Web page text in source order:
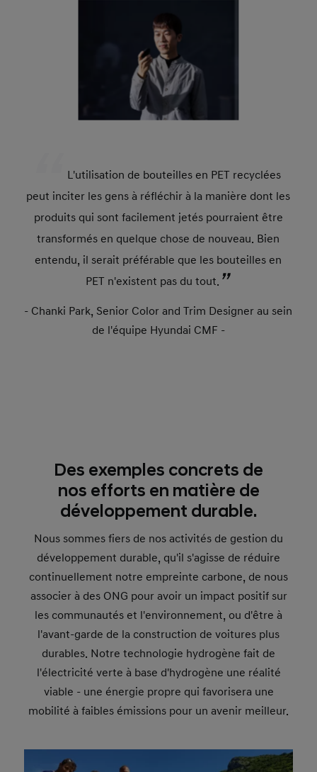
L'utilisation de bouteilles en PET recyclées
peut inciter les gens à réfléchir à la manière dont les
produits qui sont facilement jetés pourraient être
transformés en quelque chose de nouveau. Bien
entendu, il serait préférable que les bouteilles en
PET n'existent pas du tout.
- Chanki Park, Senior Color and Trim Designer au sein
de l'équipe Hyundai CMF -
Des exemples concrets de
nos efforts en matière de
développement durable.
Nous sommes fiers de nos activités de gestion du
développement durable, qu'il s'agisse de réduire
continuellement notre empreinte carbone, de nous
associer à des ONG pour avoir un impact positif sur
les communautés et l'environnement, ou d'être à
l'avant-garde de la construction de voitures plus
durables. Notre technologie hydrogène fait de
l'électricité verte à base d'hydrogène une réalité
viable - une énergie propre qui favorisera une
mobilité à faibles émissions pour un avenir meilleur.